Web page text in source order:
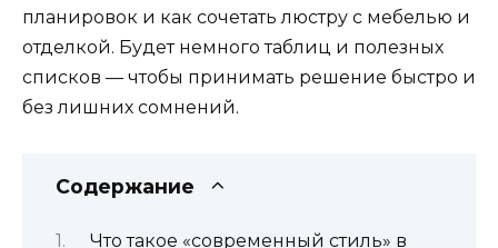
планировок и как сочетать люстру с мебелью и
отделкой. Будет немного таблиц и полезных
списков — чтобы принимать решение быстро и
без лишних сомнений.
Содержание
Что такое «современный стиль» в